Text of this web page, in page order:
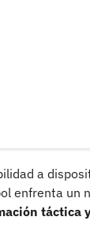
a
enfrenta un
táctica